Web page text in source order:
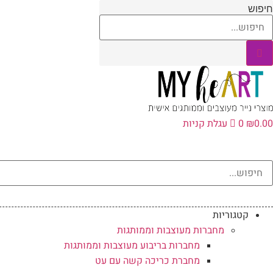
דלג
לתוכן
חיפוש
₪0.00
0 עגלת קניות
קטגוריות
מחברות מעוצבות וממותגות
מחברות בריבוע מעוצבות וממותגות
מחברת כריכה קשה עם עט